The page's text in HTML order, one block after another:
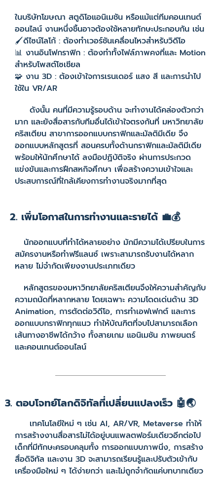
ในบริษัทโฆษณา สตูดิโอแอนิเมชัน หรือแม้แต่ทีมคอนเทนต์
ออนไลน์ งานหนึ่งชิ้นอาจต้องใช้หลายทักษะประกอบกัน เช่น
🖌️ดีไซน์โลโก้ : ต้องทำเวอร์ชันเคลื่อนไหวสำหรับวิดีโอ
📊 งานอินโฟกราฟิก : ต้องทำทั้งไฟล์ภาพคงที่และ Motion
สำหรับโพสต์โซเชียล
🧩 งาน 3D : ต้องเข้าใจการเรนเดอร์ แสง สี และการนำไป
ใช้ใน VR/AR
ดังนั้น คนที่มีความรู้รอบด้าน จะทำงานได้คล่องตัวกว่า
มาก และยังสื่อสารกับทีมอื่นได้เข้าใจตรงกันที่ มหาวิทยาลัย
คริสเตียน สาขาการออกแบบกราฟิกและมัลติมีเดีย จึง
ออกแบบหลักสูตรที่ สอนครบทั้งด้านกราฟิกและมัลติมีเดีย
พร้อมให้นักศึกษาได้ ลงมือปฏิบัติจริง ผ่านการประกวด
แข่งขันและการฝึกสหกิจศึกษา เพื่อสร้างความเข้าใจและ
ประสบการณ์ที่ใกล้เคียงการทำงานจริงมากที่สุด
2. เพิ่มโอกาสในการทำงานและรายได้ 💼💰
นักออกแบบที่ทำได้หลายอย่าง มักมีความได้เปรียบในการ
สมัครงานหรือทำฟรีแลนซ์ เพราะสามารถรับงานได้หลาก
หลาย ไม่จำกัดเพียงงานประเภทเดียว
หลักสูตรของมหาวิทยาลัยคริสเตียนจึงให้ความสำคัญกับ
ความถนัดที่หลากหลาย โดยเฉพาะ ความโดดเด่นด้าน 3D
Animation, การตัดต่อวิดีโอ, การทำเอฟเฟกต์ และการ
ออกแบบกราฟิกทุกแนว ทำให้บัณฑิตที่จบไปสามารถเลือก
เส้นทางอาชีพได้กว้าง ทั้งสายเกม แอนิเมชัน ภาพยนตร์
และคอนเทนต์ออนไลน์
3. ตอบโจทย์โลกดิจิทัลที่เปลี่ยนแปลงเร็ว 🤖🌏
เทคโนโลยีใหม่ ๆ เช่น AI, AR/VR, Metaverse ทำให้
การสร้างงานสื่อสารไม่ได้อยู่บนแพลตฟอร์มเดียวอีกต่อไป
เด็กที่มีทักษะครอบคลุมทั้ง การออกแบบภาพนิ่ง, การสร้าง
สื่อดิจิทัล และงาน 3D จะสามารถเรียนรู้และปรับตัวเข้ากับ
เครื่องมือใหม่ ๆ ได้ง่ายกว่า และไม่ถูกจำกัดแค่บทบาทเดียว